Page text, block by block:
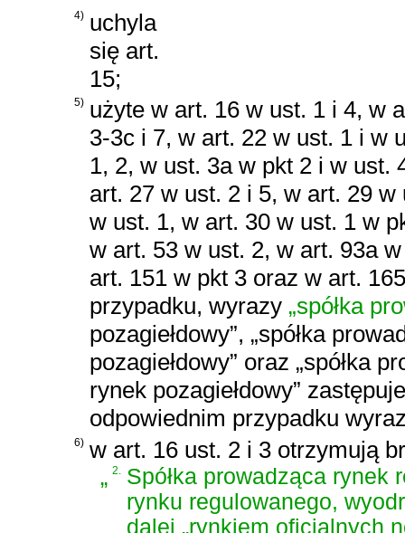
4) uchyla
się art.
15;
5) użyte w art. 16 w ust. 1 i 4, w
3-3c i 7, w art. 22 w ust. 1 i w
1, 2, w ust. 3a w pkt 2 i w ust.
art. 27 w ust. 2 i 5, w art. 29
w ust. 1, w art. 30 w ust. 1 w
w art. 53 w ust. 2, w art. 93a
art. 151 w pkt 3 oraz w art.
przypadku, wyrazy „spółka
pozagiełdowy”, „spółka
pozagiełdowy” oraz „spółka
rynek pozagiełdowy”
odpowiednim przypadku
6) w art. 16 ust. 2 i 3 otrzymują
„2.
Spółka prowadząca rynek
rynku regulowanego,
dalej „rynkiem oficjalnych